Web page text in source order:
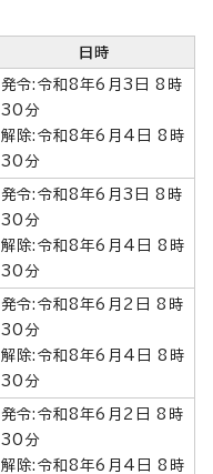
日時
発令:令和8年6月3日 8時
30分
解除:令和8年6月4日 8時
30分
発令:令和8年6月3日 8時
30分
解除:令和8年6月4日 8時
30分
発令:令和8年6月2日 8時
30分
解除:令和8年6月4日 8時
30分
発令:令和8年6月2日 8時
30分
解除:令和8年6月4日 8時